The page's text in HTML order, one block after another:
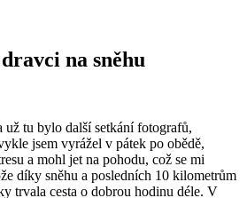
na sněhu
už tu bylo další setkání fotografů,
jsem vyrážel v pátek po obědě,
a mohl jet na pohodu, což se mi
díky sněhu a posledních 10 kilometrům
trvala cesta o dobrou hodinu déle. V